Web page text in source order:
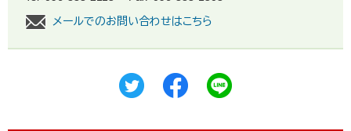
メールでのお問い合わせはこちら